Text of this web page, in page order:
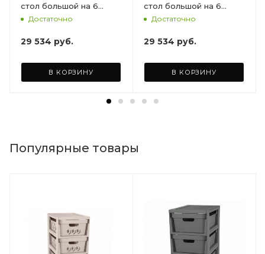
стол большой на 6
персон 153х79х70, 6
бордовыми подушками
Достаточно
29 534 руб.
В КОРЗИНУ
стол большой на 6
персон 153х79х70, 6
коричневыми
Достаточно
29 534 руб.
В КОРЗИНУ
Популярные товары